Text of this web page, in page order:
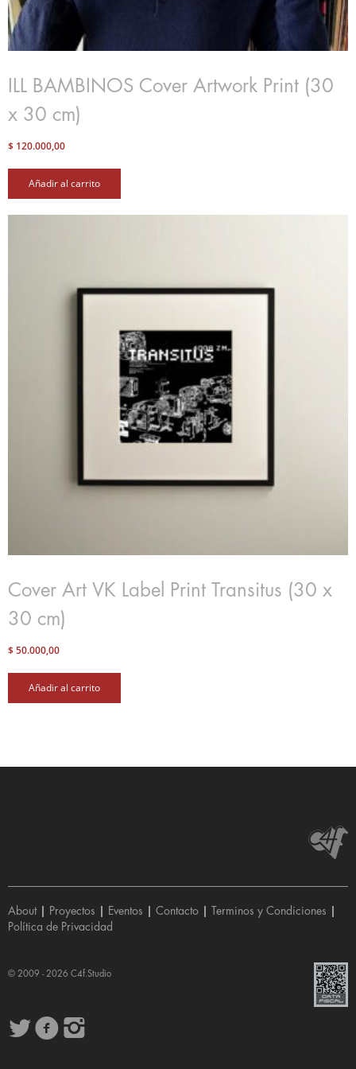
ILL BAMBINOS Cover Artwork Print (30
x 30 cm)
$ 120.000,00
Añadir al carrito
Cover Art VK Label Print Transitus (30 x
30 cm)
$50.000,00
Añadir al carrito
About| Proyectos Eventos Contacto Terminos y Condiciones
Política de Privacidad
© 2009 - 2026 C4f.Studio